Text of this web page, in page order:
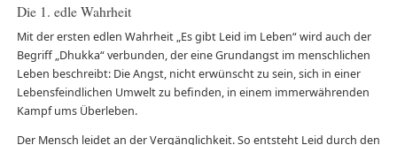
Die 1. edle Wahrheit
Mit der ersten edlen Wahrheit „Es gibt Leid im Leben“ wird auch der
Begriff „Dhukka“ verbunden, der eine Grundangst im menschlichen
Leben beschreibt: Die Angst, nicht erwünscht zu sein, sich in einer
Lebensfeindlichen Umwelt zu befinden, in einem immerwährenden
Kampf ums Überleben.
Der Mensch leidet an der Vergänglichkeit. So entsteht Leid durch den